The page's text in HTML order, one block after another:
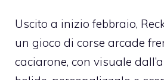
Uscito a inizio febbraio,
un gioco di corse arcade
caciarone, con visuale